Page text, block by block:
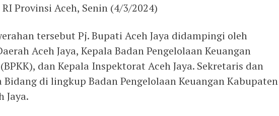
Provinsi Aceh, Senin (4/3/2024)
tersebut Pj. Bupati Aceh Jaya didampingi oleh
Aceh Jaya, Kepala Badan Pengelolaan Keuangan
dan Kepala Inspektorat Aceh Jaya. Sekretaris dan
Bidang di lingkup Badan Pengelolaan Keuangan Kabupaten
Jaya.